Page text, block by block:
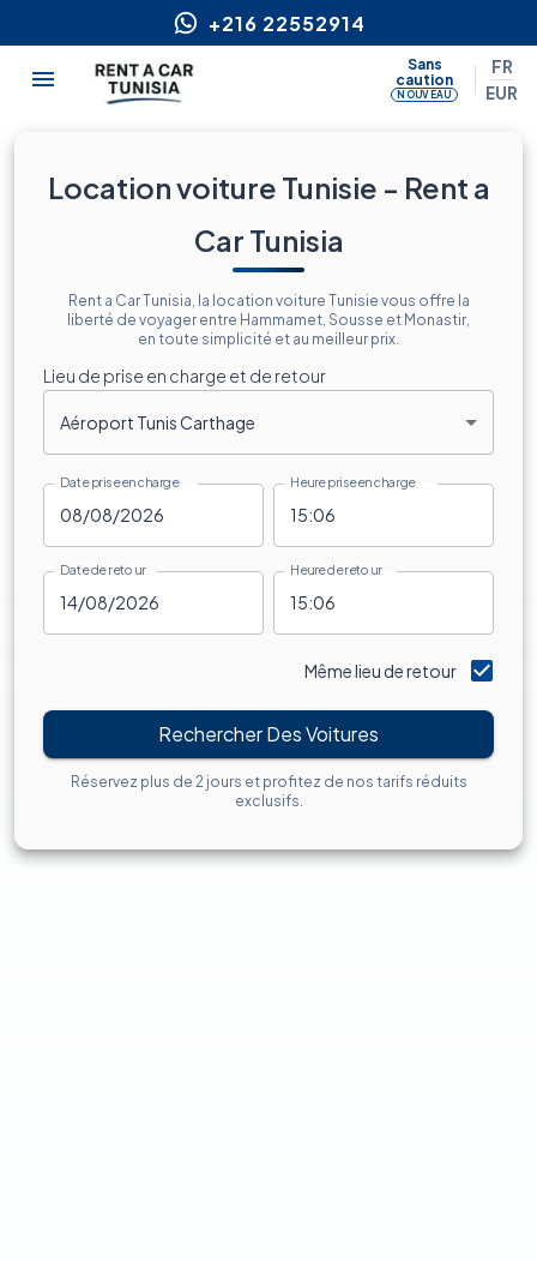
+216 22552914
Sans
caution
NOUVEAU
FR
EUR
Location voiture Tunisie - Rent a
Car Tunisia
Rent a Car Tunisia, la location voiture Tunisie vous offre la
liberté de voyager entre Hammamet, Sousse et Monastir,
en toute simplicité et au meilleur prix.
Lieu de prise en charge et de retour
Aéroport Tunis Carthage
Date prise en charge Heure prise en charge
Date de retour Heure de retour
Même lieu de retour
Rechercher Des Voitures
Réservez plus de 2 jours et profitez de nos tarifs réduits
exclusifs.